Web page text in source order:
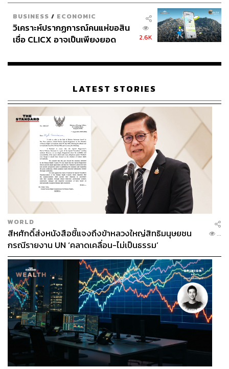
BUSINESS / ECONOMIC
วิเคราะห์ปรากฏการณ์คนแห่ขอสิน
เชื่อ CLICX อาจเป็นเพียงยอด
เรือนไทยที่ถูกซุกไว้
2.6K
LATEST STORIES
WORLD
สีหศักดิ์ส่งหนังสือชี้แจงถึงข้าหลวงใหญ่สิทธิมนุษยชน
กรณีรายงาน UN ‘คลาดเคลื่อน-ไม่เป็นธรรม’
...